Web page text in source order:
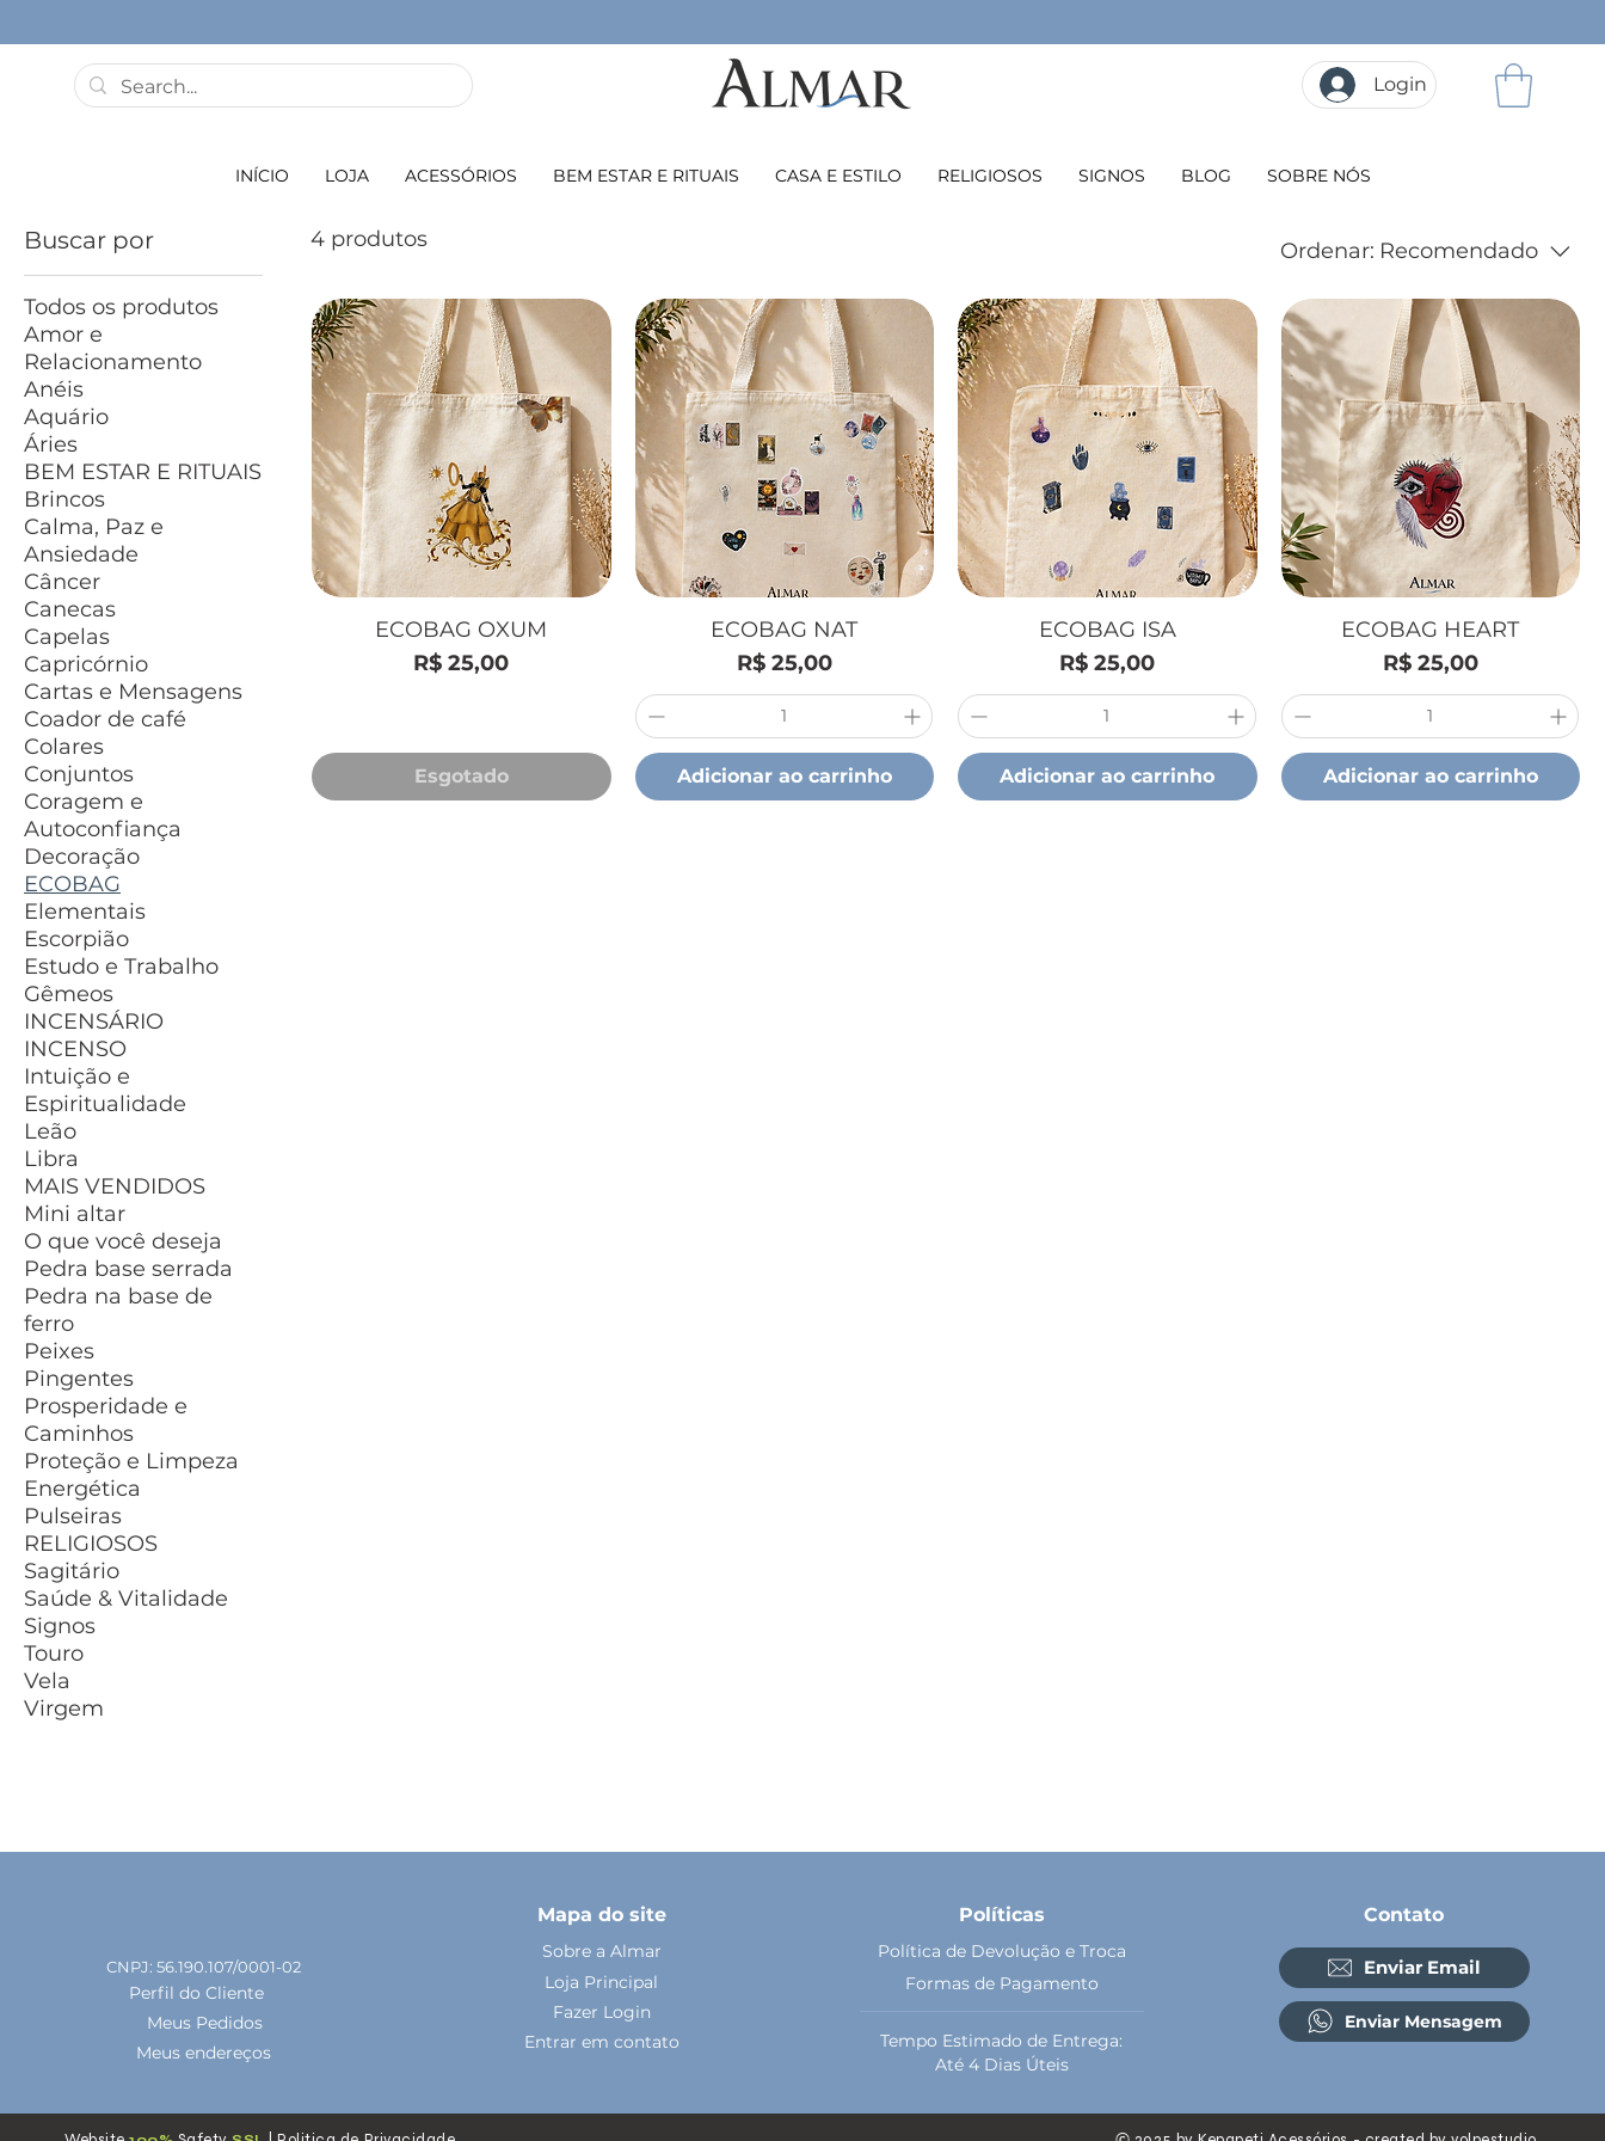
Login
INÍCIO LOJA ACESSÓRIOS BEM ESTAR E RITUAIS CASA E ESTILO RELIGIOSOS SIGNOS BLOG SOBRE NÓS
Buscar por
Todos os produtos
Amor e
Relacionamento
Anéis
Aquário
Áries
BEM ESTAR E RITUAIS
Brincos
Calma, Paz e
Ansiedade
Câncer
Canecas
Capelas
Capricórnio
Cartas e Mensagens
Coador de café
Colares
Conjuntos
Coragem e
Autoconfiança
Decoração
ECOBAG
Elementais
Escorpião
Estudo e Trabalho
Gêmeos
INCENSÁRIO
INCENSO
Intuição e
Espiritualidade
Leão
Libra
MAIS VENDIDOS
Mini altar
O que você deseja
Pedra base serrada
Pedra na base de
ferro
Peixes
Pingentes
Prosperidade e
Caminhos
Proteção e Limpeza
Energética
Pulseiras
RELIGIOSOS
Sagitário
Saúde & Vitalidade
Signos
Touro
Vela
Virgem
4 produtos Ordenar: Recomendado
ECOBAG OXUM
Preço
R$ 25,00
Esgotado
ECOBAG NAT
Preço
R$ 25,00
Adicionar ao carrinho
ECOBAG ISA
Preço
R$ 25,00
Adicionar ao carrinho
ECOBAG HEART
Preço
R$ 25,00
Adicionar ao carrinho
CNPJ: 56.190.107/0001-02
Perfil do Cliente
Meus Pedidos
Meus endereços
Mapa do site
Sobre a Almar
Loja Principal
Fazer Login
Entrar em contato
Políticas
Política de Devolução e Troca
Formas de Pagamento
Tempo Estimado de Entrega:
Até 4 Dias Úteis
Contato
Enviar Email
Enviar Mensagem